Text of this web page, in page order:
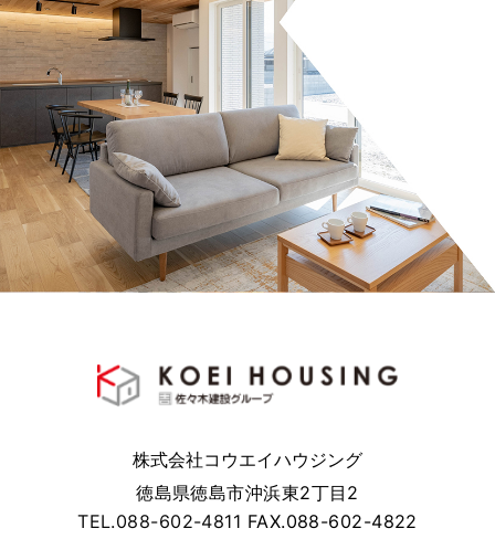
株式会社コウエイハウジング
徳島県徳島市沖浜東2丁目2
TEL.088-602-4811 FAX.088-602-4822